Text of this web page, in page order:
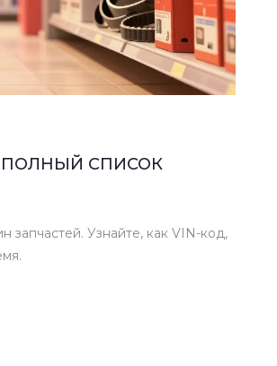
ПОЛНЫЙ СПИСОК
запчастей. Узнайте, как VIN-код,